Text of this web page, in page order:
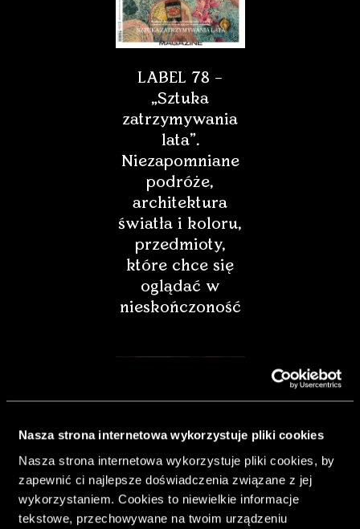
Nasza strona internetowa wykorzystuje pliki cookies
Nasza strona internetowa wykorzystuje pliki cookies, by
zapewnić ci najlepsze doświadczenia związane z jej
wykorzystaniem. Cookies to niewielkie informacje
tekstowe, przechowywane na twoim urządzeniu
LABEL 78 –
„Sztuka
zatrzymywania
lata”.
Niezapomniane
podróże,
architektura
światła i koloru,
przedmioty,
które chce się
oglądać w
nieskończoność